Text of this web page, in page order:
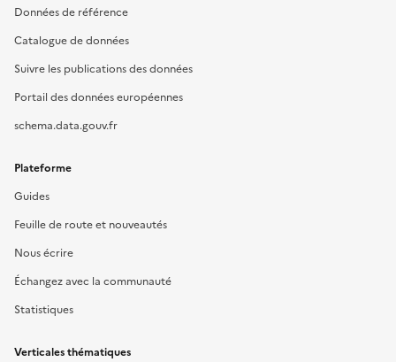
Données de référence
Catalogue de données
Suivre les publications des données
Portail des données européennes
schema.data.gouv.fr
Plateforme
Guides
Feuille de route et nouveautés
Nous écrire
Échangez avec la communauté
Statistiques
Verticales thématiques